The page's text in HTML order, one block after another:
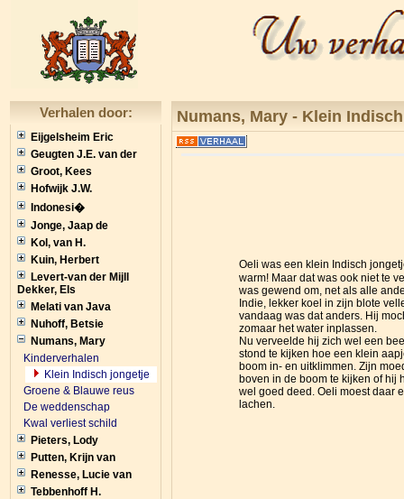
Verhalen door:
Eijgelsheim Eric
Geugten J.E. van der
Groot, Kees
Hofwijk J.W.
Indonesi�
Jonge, Jaap de
Kol, van H.
Kuin, Herbert
Levert-van der Mijll
Dekker, Els
Melati van Java
Nuhoff, Betsie
Numans, Mary
Kinderverhalen
Klein Indisch jongetje
Groene & Blauwe reus
De weddenschap
Kwal verliest schild
Pieters, Lody
Putten, Krijn van
Renesse, Lucie van
Tebbenhoff H.
Numans, Mary - Klein
Oeli was een klein Indisch
warm! Maar dat was ook niet te
was gewend om, net als alle
Indie, lekker koel in zijn blote
vandaag was dat anders. Hij
zomaar het water inplassen.
Nu verveelde hij zich wel een
stond te kijken hoe een klein
boom in- en uitklimmen. Zijn
boven in de boom te kijken of hij
wel goed deed. Oeli moest daar
lachen.